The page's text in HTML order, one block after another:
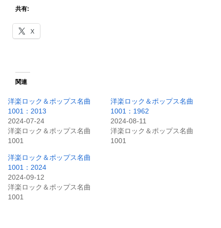
共有:
X
関連
洋楽ロック＆ポップス名曲
1001：2013
2024-07-24
洋楽ロック＆ポップス名曲
1001
洋楽ロック＆ポップス名曲
1001：1962
2024-08-11
洋楽ロック＆ポップス名曲
1001
洋楽ロック＆ポップス名曲
1001：2024
2024-09-12
洋楽ロック＆ポップス名曲
1001